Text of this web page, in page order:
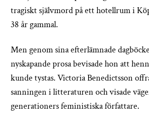
tragiskt självmord på ett hotellrum i
38 år gammal.
Men genom sina efterlämnade
nyskapande prosa bevisade hon att
kunde tystas. Victoria Benedictsson
sanningen i litteraturen och visade
generationers feministiska författare.